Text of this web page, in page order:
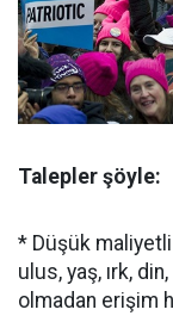
Talepler şöyle:
* Düşük maliyetli
ulus, yaş, ırk,
olmadan erişim